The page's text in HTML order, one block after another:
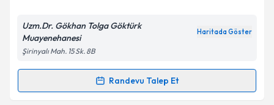
Kişisel verilerimin işlenmesine ilişkin
Aydınlatma
Metni'ni okudum ve kişisel verilerimin belirtilen
kapsamda işlenmesini kabul ediyorum.
Takvim Talebini Gönder
Uzm.Dr. Gökhan Tolga Göktürk
Muayenehanesi
Haritada Göster
Şirinyalı Mah. 15 Sk. 8B
Randevu Talep Et
Randevu Takvimi Talebi